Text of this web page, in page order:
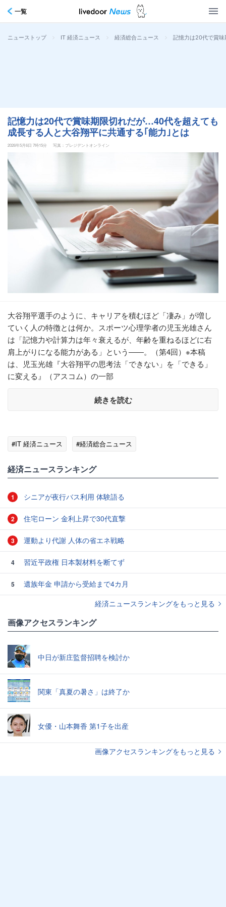
一覧
ニューストップ > IT 経済ニュース > 経済総合ニュース > 記憶力は20代で賞
記憶力は20代で賞味期限切れだが…40代を超えても
成長する人と大谷翔平に共通する｢能力｣とは
2026年5月6日 7時15分 写真：プレジデントオンライン
大谷翔平選手のように、キャリアを積むほど「凄み」が増し
ていく人の特徴とは何か。スポーツ心理学者の児玉光雄さん
は「記憶力や計算力は年々衰えるが、年齢を重ねるほどに右
肩上がりになる能力がある」という――。（第4回）※本稿
は、児玉光雄『大谷翔平の思考法「できない」を「できる」
に変える』（アスコム）の一部
続きを読む
#IT 経済ニュース #経済総合ニュース
経済ニュースランキング
1 シニアが夜行バス利用 体験語る
2 住宅ローン 金利上昇で30代直撃
3 運動より代謝 人体の省エネ戦略
4 習近平政権 日本製材料を断てず
5
遺族年金 申請から受給まで4カ月
経済ニュースランキングをもっと見る
画像アクセスランキング
中日が新庄監督招聘を検討か
関東「真夏の暑さ」は終了か
女優・山本舞香 第1子を出産
画像アクセスランキングをもっと見る